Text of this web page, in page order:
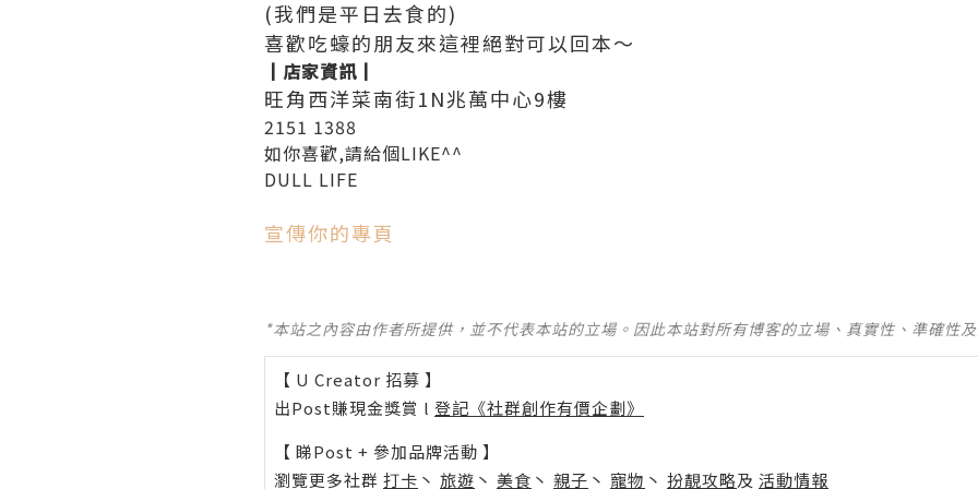
(我們是平日去食的)
喜歡吃蠔的朋友來這裡絕對可以回本～
┃店家資訊┃
旺角西洋菜南街1N兆萬中心9樓
2151 1388
如你喜歡,請給個LIKE^^
DULL LIFE
宣傳你的專頁
*本站之內容由作者所提供，並不代表本站的立場。因此本站對所有博客的立場、真實性、準確性
【 U Creator 招募 】
出Post賺現金獎賞 l 登記《社群創作有價企劃》
【 睇Post + 參加品牌活動 】
瀏覽更多社群 打卡 丶 旅遊 丶 美食 丶 親子 丶 寵物 丶 扮靚攻略及 活動情報